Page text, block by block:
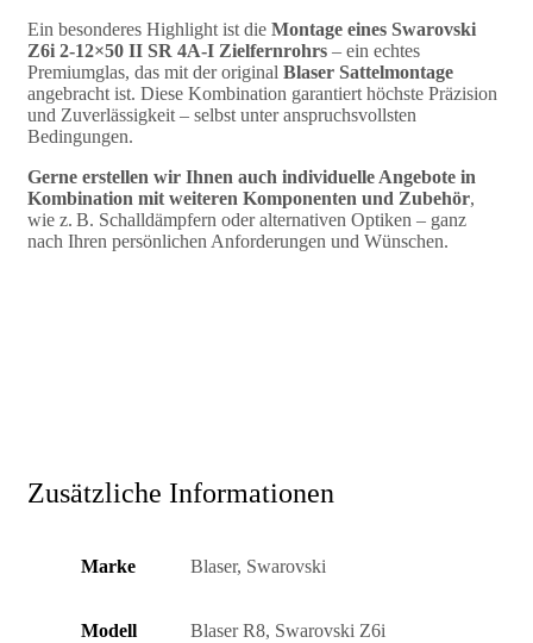
Ein besonderes Highlight ist die Montage eines Swarovski
Z6i 2-12×50 II SR 4A-I Zielfernrohrs – ein echtes
Premiumglas, das mit der original Blaser Sattelmontage
angebracht ist. Diese Kombination garantiert höchste Präzision
und Zuverlässigkeit – selbst unter anspruchsvollsten
Bedingungen.
Gerne erstellen wir Ihnen auch individuelle Angebote in
Kombination mit weiteren Komponenten und Zubehör,
wie z. B. Schalldämpfern oder alternativen Optiken – ganz
nach Ihren persönlichen Anforderungen und Wünschen.
Zusätzliche Informationen
Marke Blaser, Swarovski
Modell Blaser R8, Swarovski Z6i